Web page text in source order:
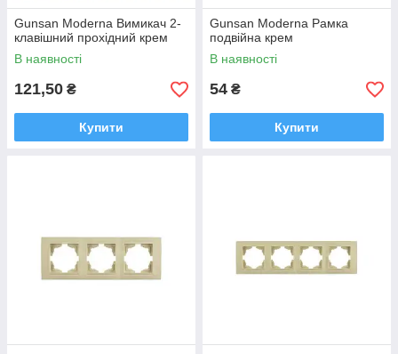
Gunsan Moderna Вимикач 2-
клавішний прохідний крем
В наявності
121,50 ₴
Купити
Gunsan Moderna Рамка
подвійна крем
В наявності
54 ₴
Купити